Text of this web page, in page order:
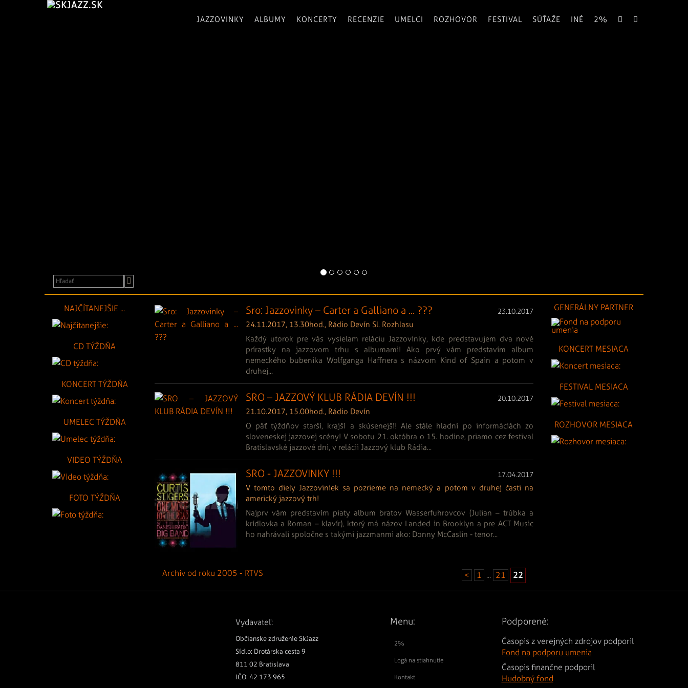
JAZZOVINKY ALBUMY KONCERTY RECENZIE UMELCI ROZHOVOR FESTIVAL SÚŤAŽE INÉ 2%
NAJČÍTANEJŠIE ...
CD TÝŽDŇA
KONCERT TÝŽDŇA
UMELEC TÝŽDŇA
VIDEO TÝŽDŇA
FOTO TÝŽDŇA
Sro: Jazzovinky – Carter a Galliano a ... ??? 23.10.2017
24.11.2017, 13.30hod., Rádio Devín Sl. Rozhlasu
Každý utorok pre vás vysielam reláciu Jazzovinky, kde predstavujem dva nové
prírastky na jazzovom trhu s albumami! Ako prvý vám predstavím album
nemeckého bubeníka Wolfganga Haffnera s názvom Kind of Spain a potom v
druhej...
SRO – JAZZOVÝ KLUB RÁDIA DEVÍN !!! 20.10.2017
21.10.2017, 15.00hod., Rádio Devín
O päť týždňov starší, krajší a skúsenejší! Ale stále hladní po informáciách zo
sloveneskej jazzovej scény! V sobotu 21. októbra o 15. hodine, priamo cez festival
Bratislavské jazzové dni, v relácii Jazzový klub Rádia...
SRO - JAZZOVINKY !!! 17.04.2017
V tomto diely Jazzoviniek sa pozrieme na nemecký a potom v druhej časti na
americký jazzový trh!
Najprv vám predstavím piaty album bratov Wasserfuhrovcov (Julian – trúbka a
krídlovka a Roman – klavír), ktorý má názov Landed in Brooklyn a pre ACT Music
ho nahrávali spoločne s takými jazzmanmi ako: Donny McCaslin - tenor...
Archív od roku 2005 - RTVS < 1 ... 21
GENERÁLNY PARTNER
KONCERT MESIACA
FESTIVAL MESIACA
ROZHOVOR MESIACA
Vydavateľ:
Občianske združenie SkJazz
Sídlo: Drotárska cesta 9
811 02 Bratislava
IČO: 42 173 965
Menu:
2%
Logá na stiahnutie
Kontakt
Podporené:
Časopis z verejných zdrojov podporil
Fond na podporu umenia
Časopis finančne podporil
Hudobný fond